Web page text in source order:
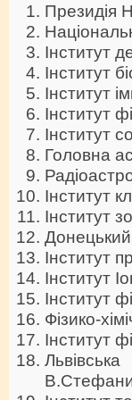
Президія
Інститут
Інститут
Інститут
Інститут
Iнститут
Головна
Iнститут
Інститут
Донецький
Інститут
Інститут
Інститут
Фізико-
Iнститут